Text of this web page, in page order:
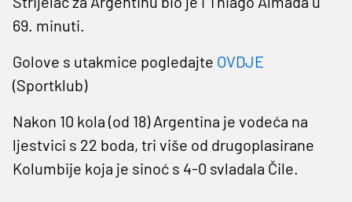
69. minuti.
Golove s utakmice pogledajte OVDJE
(Sportklub)
Nakon 10 kola (od 18) Argentina je vodeća na
ljestvici s 22 boda, tri više od drugoplasirane
Kolumbije koja je sinoć s 4-0 svladala Čile.